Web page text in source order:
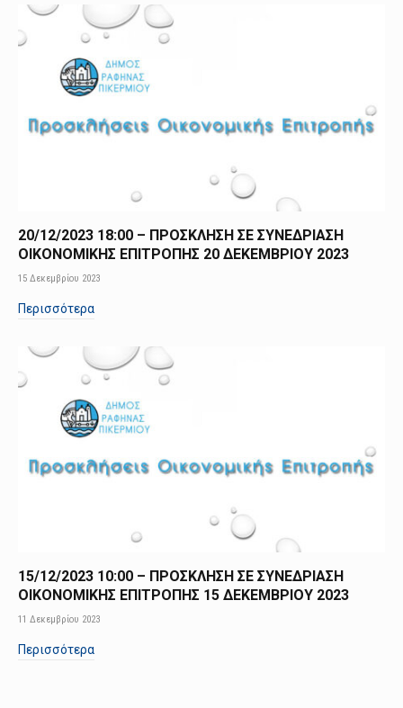
20/12/2023 18:00 – ΠΡΟΣΚΛΗΣΗ ΣΕ ΣΥΝΕΔΡΙΑΣΗ
ΟΙΚΟΝΟΜΙΚΗΣ ΕΠΙΤΡΟΠΗΣ 20 ΔΕΚΕΜΒΡΙΟΥ 2023
15 Δεκεμβρίου 2023
Περισσότερα
15/12/2023 10:00 – ΠΡΟΣΚΛΗΣΗ ΣΕ ΣΥΝΕΔΡΙΑΣΗ
ΟΙΚΟΝΟΜΙΚΗΣ ΕΠΙΤΡΟΠΗΣ 15 ΔΕΚΕΜΒΡΙΟΥ 2023
11 Δεκεμβρίου 2023
Περισσότερα